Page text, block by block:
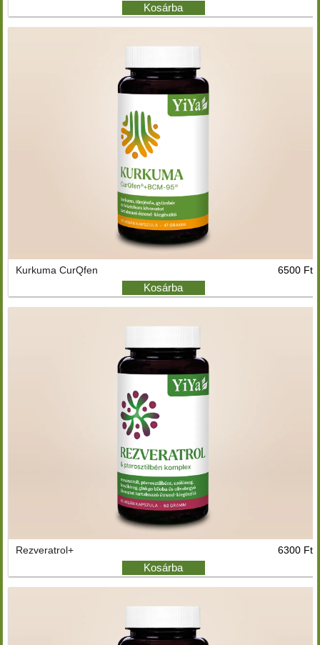
Kosárba
Kurkuma CurQfen 6500 Ft
Kosárba
Rezveratrol+ 6300 Ft
Kosárba